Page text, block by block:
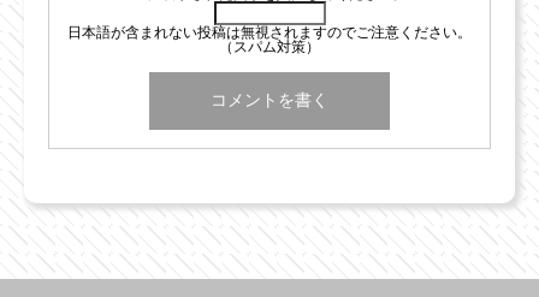
日本語が含まれない投稿は無視されますのでご注意ください。
（スパム対策）